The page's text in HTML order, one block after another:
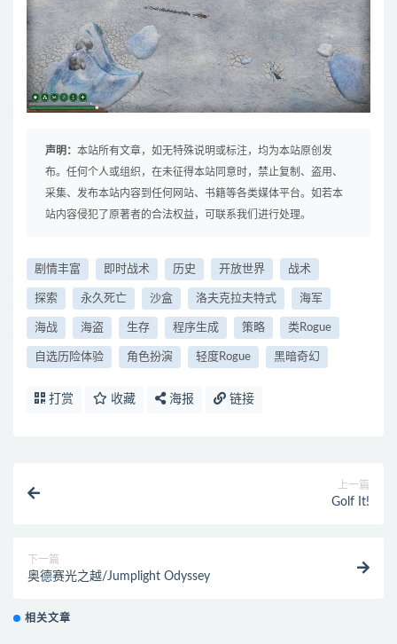
声明： 本站所有文章，如无特殊说明或标注，均为本站原创发
布。任何个人或组织，在未征得本站同意时，禁止复制、盗用、
采集、发布本站内容到任何网站、书籍等各类媒体平台。如若本
站内容侵犯了原著者的合法权益，可联系我们进行处理。
剧情丰富 即时战术 历史 开放世界 战术
探索 永久死亡 沙盒 洛夫克拉夫特式 海军
海战 海盗 生存 程序生成 策略 类Rogue
自选历险体验 角色扮演 轻度Rogue 黑暗奇幻
打赏 收藏 海报 链接
上一篇
Golf It!
下一篇
奥德赛光之越/Jumplight Odyssey
相关文章